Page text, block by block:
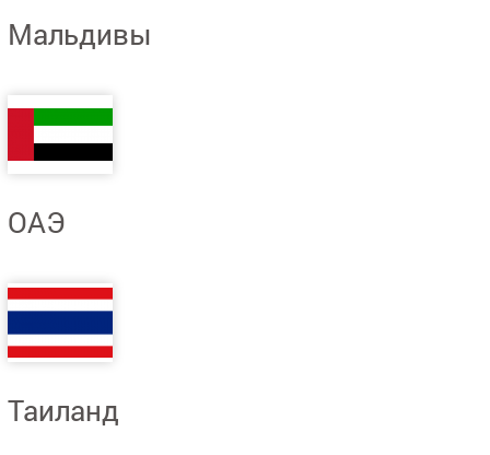
Мальдивы
ОАЭ
Таиланд